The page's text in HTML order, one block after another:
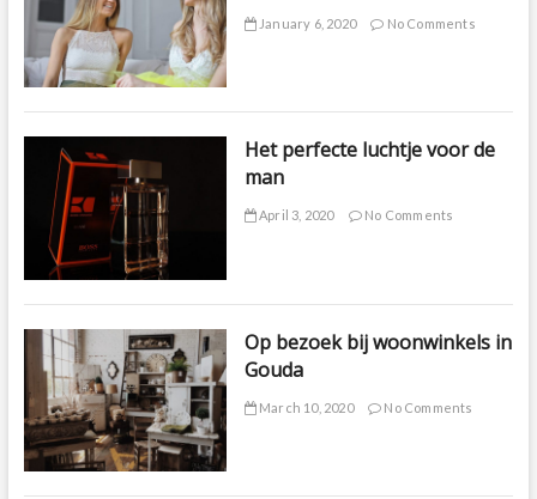
January 6, 2020 No Comments
Het perfecte luchtje voor de
man
April 3, 2020 No Comments
Op bezoek bij woonwinkels in
Gouda
March 10, 2020 No Comments